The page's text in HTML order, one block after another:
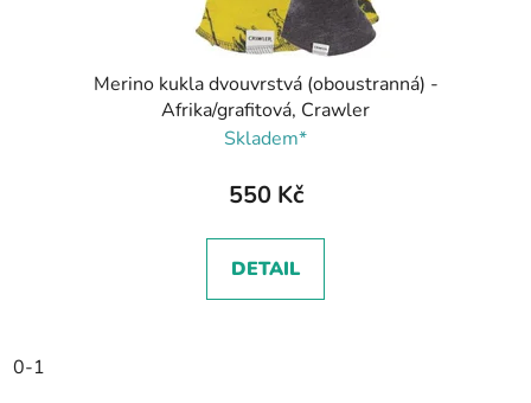
Merino kukla dvouvrstvá (oboustranná) -
Afrika/grafitová, Crawler
Skladem*
550 Kč
DETAIL
0-1